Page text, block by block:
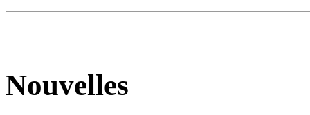
Nouvelles